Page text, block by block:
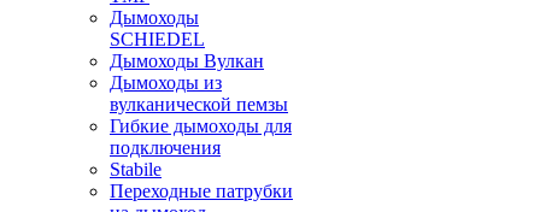
Дымоходы
SCHIEDEL
Дымоходы Вулкан
Дымоходы из
вулканической пемзы
Гибкие дымоходы для
подключения
Stabile
Переходные патрубки